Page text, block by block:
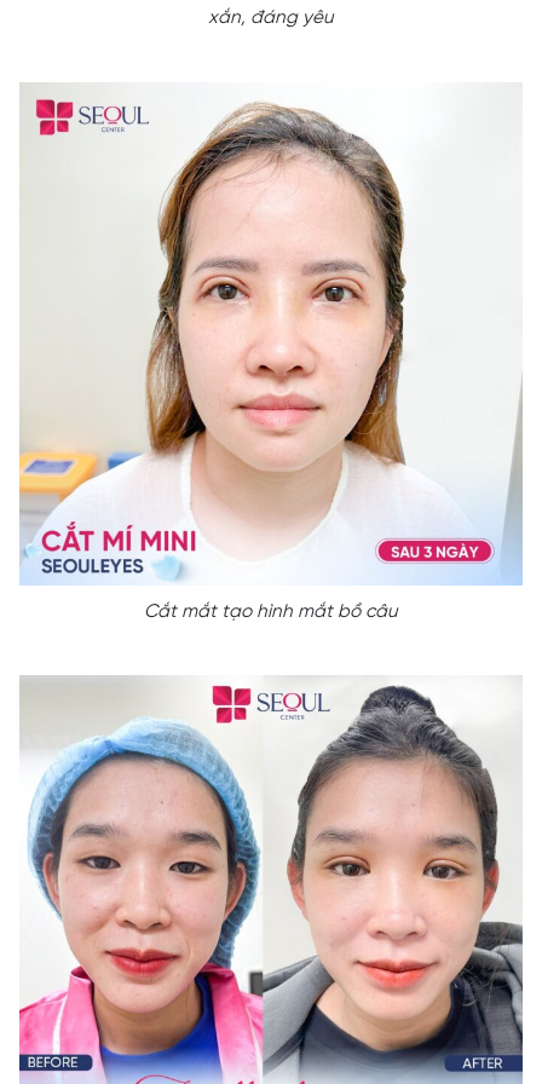
xắn, đáng yêu
Cắt mắt tạo hình mắt bồ câu